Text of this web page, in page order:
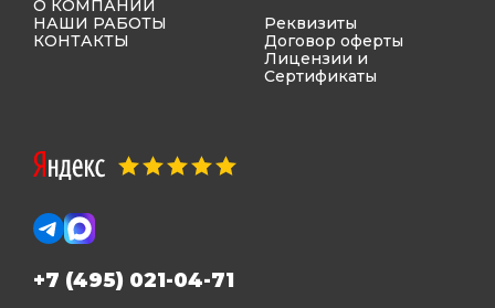
О КОМПАНИИ
НАШИ РАБОТЫ
КОНТАКТЫ
Реквизиты
Договор оферты
Лицензии и
Сертификаты
+7 (495) 021-04-71